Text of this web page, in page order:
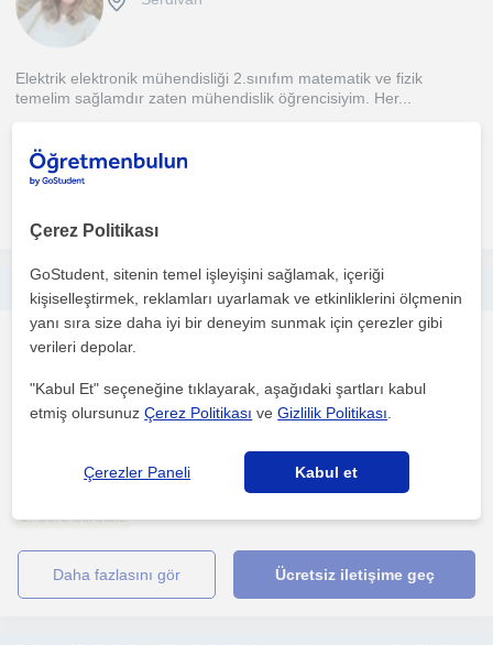
Elektrik elektronik mühendisliği 2.sınıfım matematik ve fizik
temelim sağlamdır zaten mühendislik öğrencisiyim. Her...
1. ders ücretsiz
Her yaşa uygun matematik dersi veriyorum
öğretmenim.Öğrencilerimle sadece ders değil, aile sıcakl...
1. ders ücretsiz
daha fazlasını gör Ücretsiz iletişime geç
Çerez Politikası
GoStudent, sitenin temel işleyişini sağlamak, içeriği
kişiselleştirmek, reklamları uyarlamak ve etkinliklerini ölçmenin
yanı sıra size daha iyi bir deneyim sunmak için çerezler gibi
verileri depolar.
"Kabul Et" seçeneğine tıklayarak, aşağıdaki şartları kabul
etmiş olursunuzÇerez Politikası veGizlilik Politikası
Çerezler Paneli Kabul et